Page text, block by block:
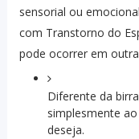
sensorial ou
com Transtorno do
pode ocorrer em
Diferente da
simplesmente
deseja.